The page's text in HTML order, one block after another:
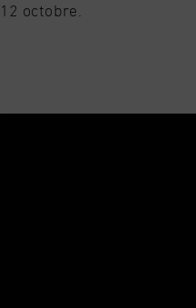
12 octobre.